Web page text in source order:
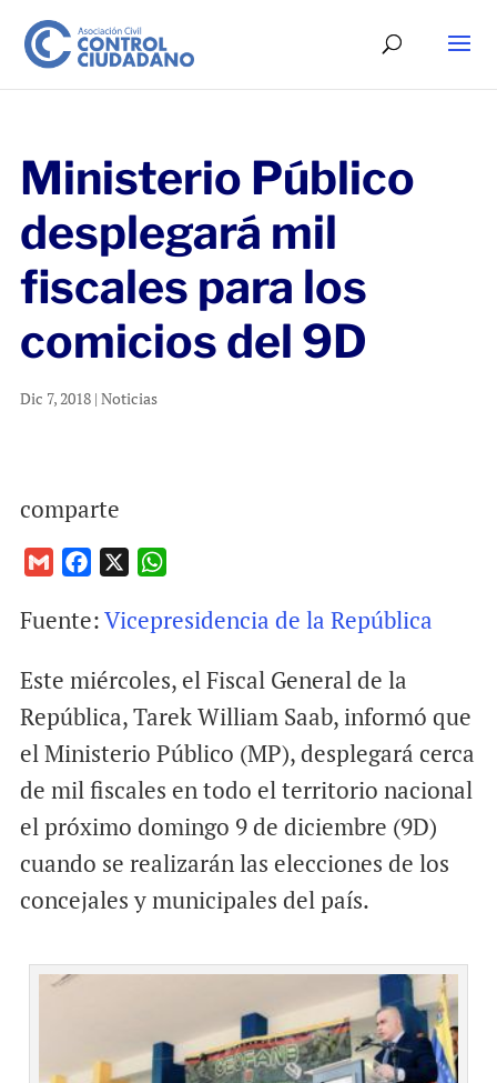
Ministerio Público
desplegará mil
fiscales para los
comicios del 9D
Dic 7, 2018| Noticias
comparte
a
l
c
b
o
k
a
s
p
Fuente:Vicepresidencia de la República
Este miércoles, el Fiscal General de la
República, Tarek William Saab, informó que
el Ministerio Público (MP), desplegará cerca
de mil fiscales en todo el territorio nacional
el próximo domingo 9 de diciembre (9D)
cuando se realizarán las elecciones de los
concejales y municipales del país.